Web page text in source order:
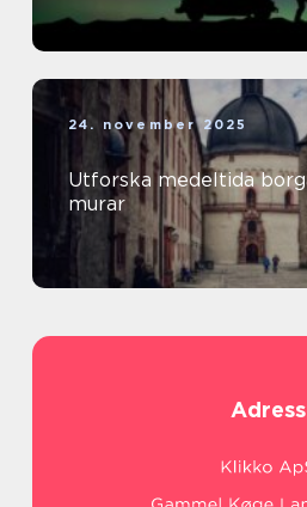
24. november 2025
Utforska medeltida
murar
Adress